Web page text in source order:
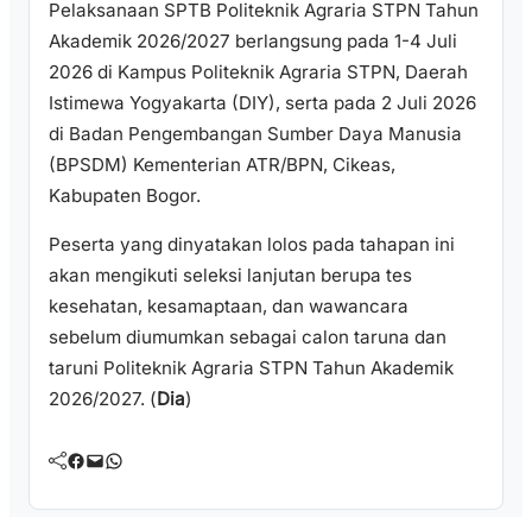
Pelaksanaan SPTB Politeknik Agraria STPN Tahun
Akademik 2026/2027 berlangsung pada 1-4 Juli
2026 di Kampus Politeknik Agraria STPN, Daerah
Istimewa Yogyakarta (DIY), serta pada 2 Juli 2026
di Badan Pengembangan Sumber Daya Manusia
(BPSDM) Kementerian ATR/BPN, Cikeas,
Kabupaten Bogor.
Peserta yang dinyatakan lolos pada tahapan ini
akan mengikuti seleksi lanjutan berupa tes
kesehatan, kesamaptaan, dan wawancara
sebelum diumumkan sebagai calon taruna dan
taruni Politeknik Agraria STPN Tahun Akademik
2026/2027. (Dia)
Facebook Mail WhatsApp